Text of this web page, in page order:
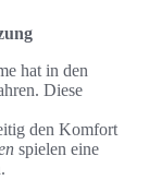
hat in den
Diese
den Komfort
spielen eine